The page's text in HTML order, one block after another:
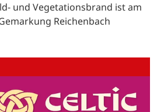
und Vegetationsbrand ist am
Reichenbach